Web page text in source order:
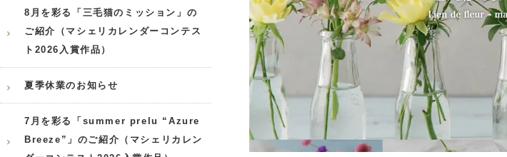
8月を彩る「三毛猫のミッション」の
ご紹介（マシェリカレンダーコンテス
ト2026入賞作品）
夏季休業のお知らせ
7月を彩る「summer prelu “Azure
Breeze”」のご紹介（マシェリカレン